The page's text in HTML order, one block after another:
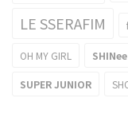
LE SSERAFIM
OH MY GIRL SHINee
SUPER JUNIOR